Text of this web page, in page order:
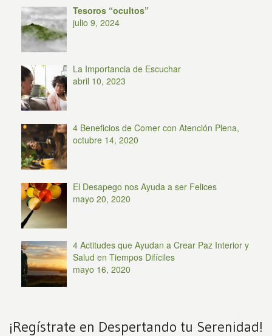
Tesoros “ocultos”
julio 9, 2024
La Importancia de Escuchar
abril 10, 2023
4 Beneficios de Comer con Atención Plena,
octubre 14, 2020
El Desapego nos Ayuda a ser Felices
mayo 20, 2020
4 Actitudes que Ayudan a Crear Paz Interior y
Salud en Tiempos Difíciles
mayo 16, 2020
¡Regístrate en Despertando tu Serenidad!